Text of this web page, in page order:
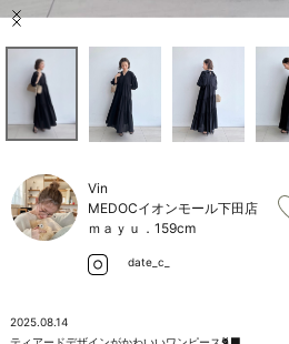
ご利用ガイド/ヘルプ
Item
Vin
MEDOCイオンモール下田店
ｍａｙｕ． 159cm
date_c_
2025.08.14